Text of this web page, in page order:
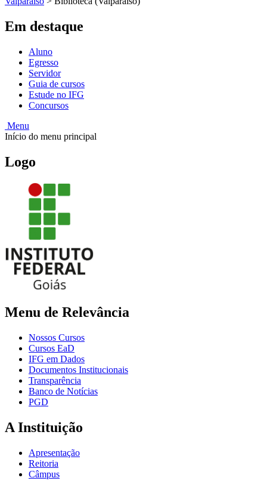
Em destaque
Aluno
Egresso
Servidor
Guia de cursos
Estude no IFG
Concursos
Menu
Início do menu principal
Logo
Menu de Relevância
Nossos Cursos
Cursos EaD
IFG em Dados
Documentos Institucionais
Transparência
Banco de Notícias
PGD
A Instituição
Apresentação
Reitoria
Câmpus